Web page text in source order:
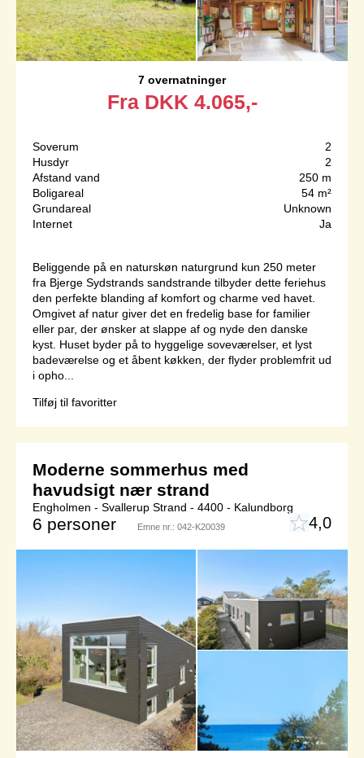
7 overnatninger
Fra DKK 4.065,-
Soverum
2
Husdyr
2
Afstand vand
250 m
Boligareal
54 m²
Grundareal
Unknown
Internet
Ja
Beliggende på en naturskøn naturgrund kun 250 meter
fra Bjerge Sydstrands sandstrande tilbyder dette feriehus
den perfekte blanding af komfort og charme ved havet.
Omgivet af natur giver det en fredelig base for familier
eller par, der ønsker at slappe af og nyde den danske
kyst. Huset byder på to hyggelige soveværelser, et lyst
badeværelse og et åbent køkken, der flyder problemfrit ud
i opho...
Tilføj til favoritter
Moderne sommerhus med
havudsigt nær strand
Engholmen - Svallerup Strand - 4400 - Kalundborg
6 personer Emne nr.: 042-K20039 4,0